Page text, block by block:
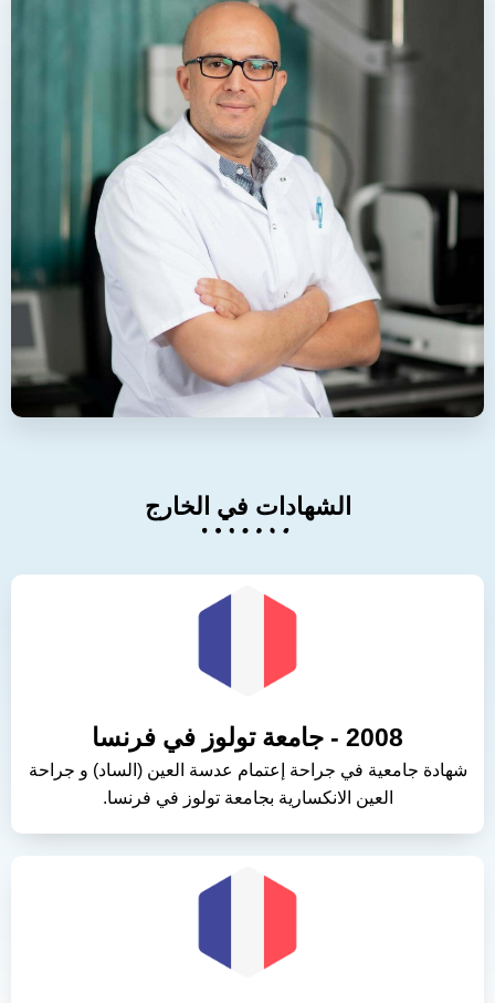
الشهادات في الخارج
2008 - جامعة تولوز في فرنسا
شهادة جامعية في جراحة إعتمام عدسة العين (الساد) و جراحة
العين الانكسارية بجامعة تولوز في فرنسا.